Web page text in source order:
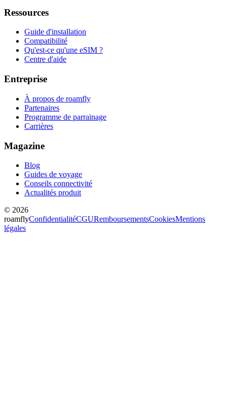
Ressources
Guide d'installation
Compatibilité
Qu'est-ce qu'une eSIM ?
Centre d'aide
Entreprise
À propos de roamfly
Partenaires
Programme de parrainage
Carrières
Magazine
Blog
Guides de voyage
Conseils connectivité
Actualités produit
© 2026
roamflyConfidentialitéCGURemboursementsCookiesMentions
légales